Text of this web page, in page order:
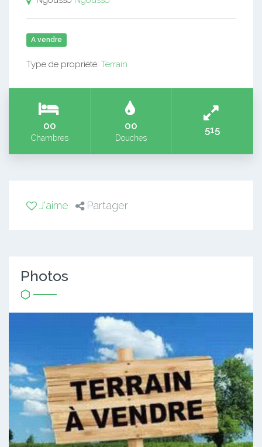
A vendre
Type de propriété: Terrain
00
Chambres
00
Douches
515
J'aime Partager
Photos